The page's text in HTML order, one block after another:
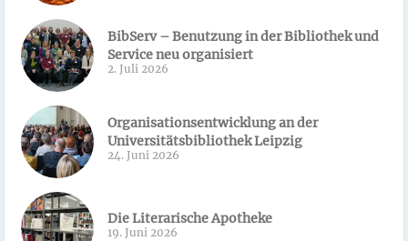
BibServ – Benutzung in der Bibliothek und
Service neu organisiert
2. Juli 2026
Organisationsentwicklung an der
Universitätsbibliothek Leipzig
24. Juni 2026
Die Literarische Apotheke
19. Juni 2026